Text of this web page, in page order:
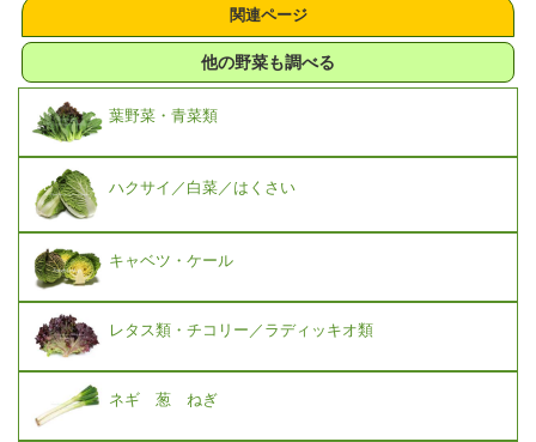
関連ページ
他の野菜も調べる
葉野菜・青菜類
ハクサイ／白菜／はくさい
キャベツ・ケール
レタス類・チコリー／ラディッキオ類
ネギ 葱 ねぎ